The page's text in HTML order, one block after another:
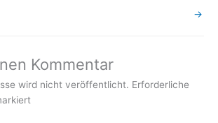
→
Kommentar
wird nicht veröffentlicht. Erforderliche